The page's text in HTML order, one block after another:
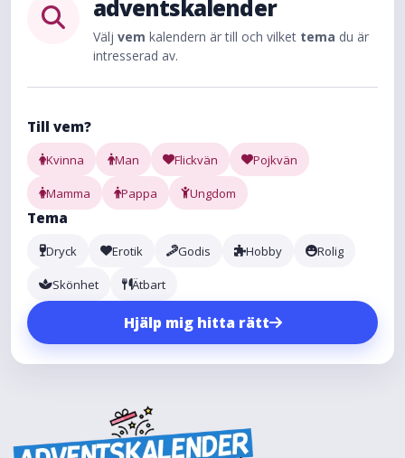
adventskalender
Välj vem kalendern är till och vilket tema du är
intresserad av.
Till vem?
Kvinna Man Flickvän Pojkvän
Mamma Pappa Ungdom
Tema
Dryck Erotik Godis Hobby Rolig
Skönhet Ätbart
Hjälp mig hitta rätt